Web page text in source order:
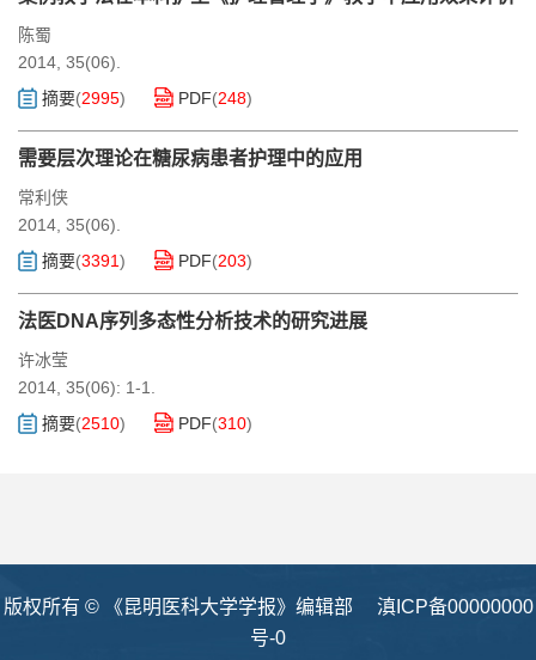
陈蜀
2014, 35(06).
摘要(2995) PDF(248)
需要层次理论在糖尿病患者护理中的应用
常利侠
2014, 35(06).
摘要(3391) PDF(203)
法医DNA序列多态性分析技术的研究进展
许冰莹
2014, 35(06): 1-1.
摘要(2510) PDF(310)
版权所有 © 《昆明医科大学学报》编辑部 滇ICP备00000000
号-0